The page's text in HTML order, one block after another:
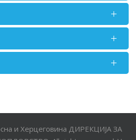
и Херцеговина ДИРЕКЦИЈА ЗА